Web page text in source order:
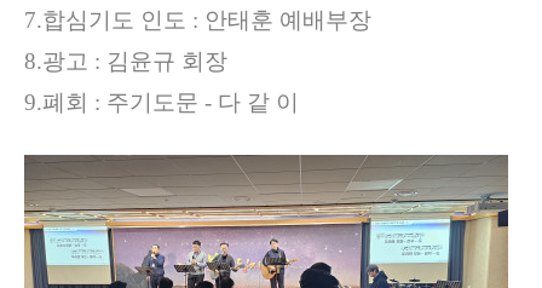
7.합심기도 인도 : 안태훈 예배부장
8.광고 : 김윤규 회장
9.폐회 : 주기도문 - 다 같 이